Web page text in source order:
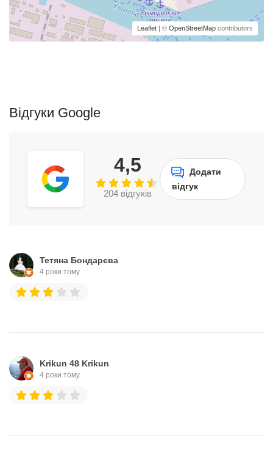
Leaflet | © OpenStreetMap contributors
Відгуки Google
4,5
204 відгуків
Додати
відгук
Тетяна Бондарєва
4 роки тому
Krikun 48 Krikun
4 роки тому